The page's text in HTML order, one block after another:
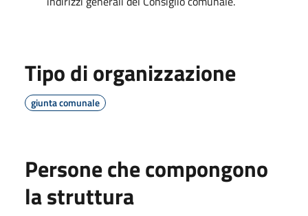
Tipo di organizzazione
giunta comunale
Persone che compongono
la struttura